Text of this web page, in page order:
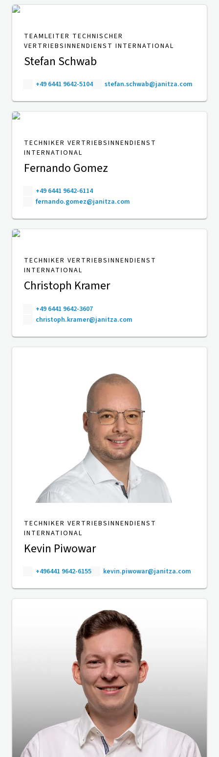
TEAMLEITER TECHNISCHER
VERTRIEBSINNENDIENST INTERNATIONAL
Stefan Schwab
+49 6441 9642-5104 stefan.schwab@janitza.com
TECHNIKER VERTRIEBSINNENDIENST
INTERNATIONAL
Fernando Gomez
+49 6441 9642-6114
fernando.gomez@janitza.com
TECHNIKER VERTRIEBSINNENDIENST
INTERNATIONAL
Christoph Kramer
+49 6441 9642-3607
christoph.kramer@janitza.com
TECHNIKER VERTRIEBSINNENDIENST
INTERNATIONAL
Kevin Piwowar
+496441 9642-6155 kevin.piwowar@janitza.com